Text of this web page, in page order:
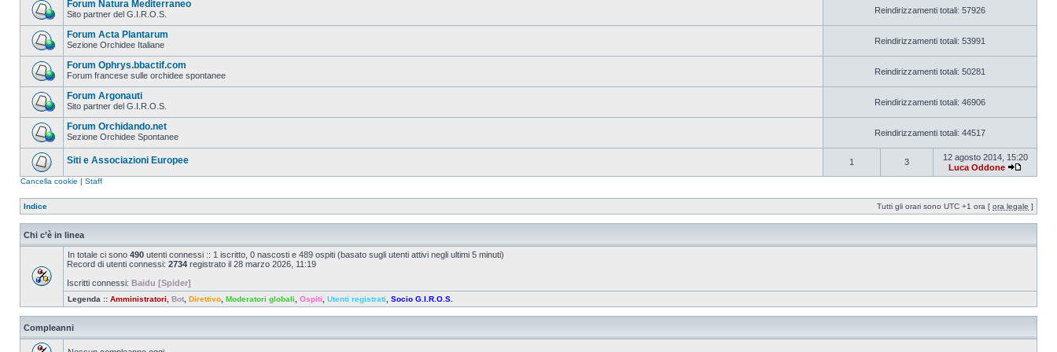
Forum Natura Mediterraneo
Sito partner del G.I.R.O.S. Reindirizzamenti totali: 57926
Forum Acta Plantarum
Sezione Orchidee Italiane Reindirizzamenti totali: 53991
Forum Ophrys.bbactif.com
Forum francese sulle orchidee spontanee Reindirizzamenti totali: 50281
Forum Argonauti
Sito partner del G.I.R.O.S. Reindirizzamenti totali: 46906
Forum Orchidando.net
Sezione Orchidee Spontanee Reindirizzamenti totali: 44517
Siti e Associazioni Europee 1 3
12 agosto 2014, 15:20
Luca Oddone
Cancella cookie | Staff
Indice Tutti gli orari sono UTC +1 ora [ ora legale ]
Chi c’è in linea
In totale ci sono 490 utenti connessi :: 1 iscritto, 0 nascosti e 489 ospiti (basato sugli utenti attivi negli ultimi 5 minuti)
Record di utenti connessi: 2734 registrato il 28 marzo 2026, 11:19
Iscritti connessi: Baidu [Spider]
Legenda :: Amministratori Bot Direttivo Moderatori globali Ospiti Utenti registrati Socio G.I.R.O.S.
Compleanni